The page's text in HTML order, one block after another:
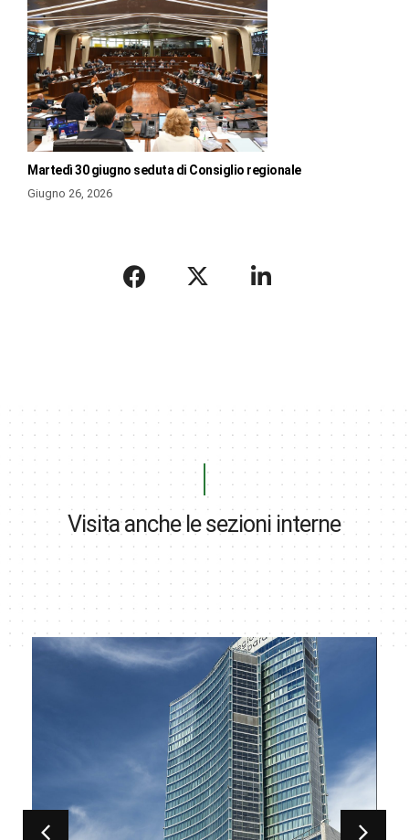
Martedì 30 giugno seduta di Consiglio regionale
Giugno 26, 2026
Visita anche le sezioni interne